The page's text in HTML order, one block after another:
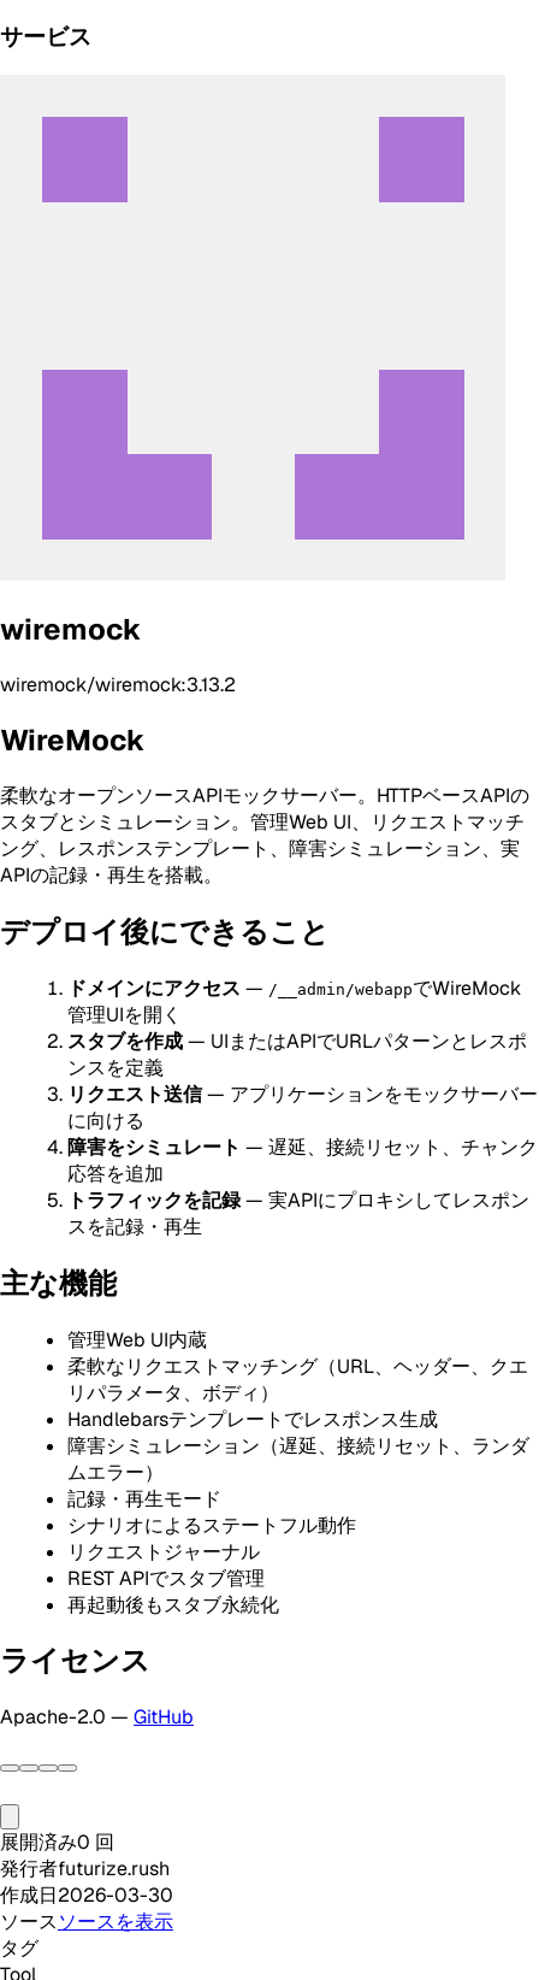
サービス
wiremock
wiremock/wiremock:3.13.2
WireMock
柔軟なオープンソースAPIモックサーバー。HTTPベースAPIの
スタブとシミュレーション。管理Web UI、リクエストマッチ
ング、レスポンステンプレート、障害シミュレーション、実
APIの記録・再生を搭載。
デプロイ後にできること
ドメインにアクセス — /__admin/webappでWireMock
管理UIを開く
スタブを作成— UIまたはAPIでURLパターンとレスポ
ンスを定義
リクエスト送信— アプリケーションをモックサーバー
に向ける
障害をシミュレート — 遅延、接続リセット、チャンク
応答を追加
トラフィックを記録— 実APIにプロキシしてレスポン
スを記録・再生
主な機能
管理Web UI内蔵
柔軟なリクエストマッチング（URL、ヘッダー、クエ
リパラメータ、ボディ）
Handlebarsテンプレートでレスポンス生成
障害シミュレーション（遅延、接続リセット、ランダ
ムエラー）
記録・再生モード
シナリオによるステートフル動作
リクエストジャーナル
REST APIでスタブ管理
再起動後もスタブ永続化
ライセンス
Apache-2.0 — GitHub
展開済み0 回
発行者futurize.rush
作成日2026-03-30
ソースソースを表示
タグ